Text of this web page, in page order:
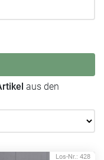
aus den
Los-Nr.: 428